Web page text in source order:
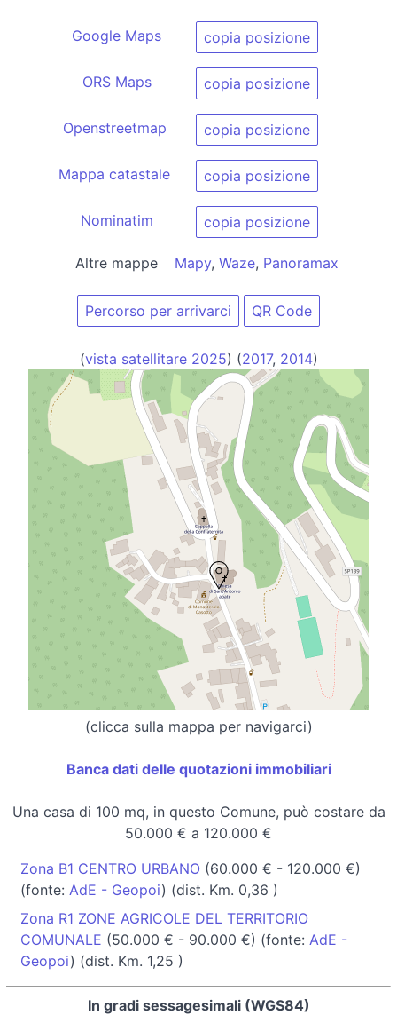
Google Maps copia posizione
ORS Maps copia posizione
Openstreetmap copia posizione
Mappa catastale copia posizione
Nominatim copia posizione
Altre mappe Mapy, Waze, Panoramax
Percorso per arrivarci QR Code
(vista satellitare 2025) (2017, 2014)
(clicca sulla mappa per navigarci)
Banca dati delle quotazioni immobiliari
Una casa di 100 mq, in questo Comune, può costare da
50.000 € a 120.000 €
Zona B1 CENTRO URBANO (60.000 € - 120.000 €)
(fonte: AdE - Geopoi) (dist. Km. 0,36 )
Zona R1 ZONE AGRICOLE DEL TERRITORIO
COMUNALE (50.000 € - 90.000 €) (fonte: AdE -
Geopoi) (dist. Km. 1,25 )
In gradi sessagesimali (WGS84)